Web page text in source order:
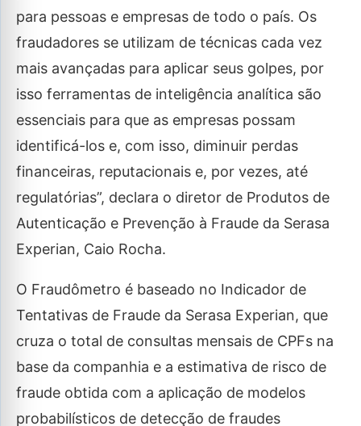
para pessoas e empresas de todo o país. Os
fraudadores se utilizam de técnicas cada vez
mais avançadas para aplicar seus golpes, por
isso ferramentas de inteligência analítica são
essenciais para que as empresas possam
identificá-los e, com isso, diminuir perdas
financeiras, reputacionais e, por vezes, até
regulatórias”, declara o diretor de Produtos de
Autenticação e Prevenção à Fraude da Serasa
Experian, Caio Rocha.
O Fraudômetro é baseado no Indicador de
Tentativas de Fraude da Serasa Experian, que
cruza o total de consultas mensais de CPFs na
base da companhia e a estimativa de risco de
fraude obtida com a aplicação de modelos
probabilísticos de detecção de fraudes